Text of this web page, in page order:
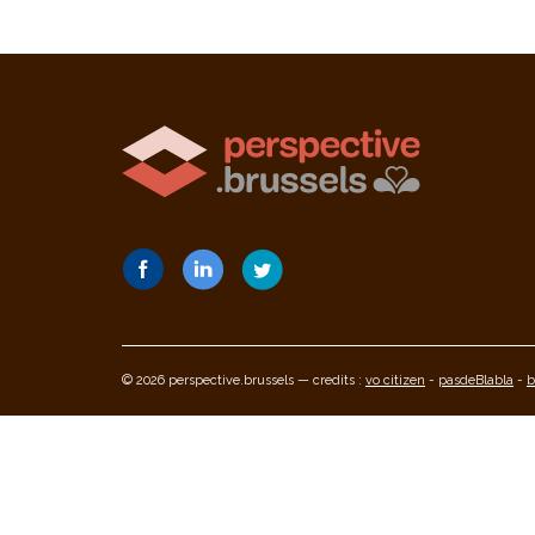
© 2026 perspective.brussels — credits : vo citizen - pasdeBlabla -